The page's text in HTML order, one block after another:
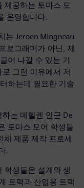
제공하는 토마스 모
운영합니다.
는 Jeroen Mingneau
로그래머가 아닌, 제
어 나갈 수 있는 기
그런 이유에서 저
하는데 필요한 기술
하는 메헬렌 인근 De
토마스 모어 학생들
체 제품 제작 프로세
.
학생들은 설계와 생
트랙과 산업용 트랙